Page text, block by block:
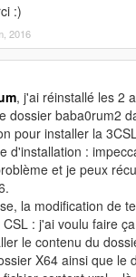
:)
2016
, j'ai réinstallé les 2
dossier baba0rum2
pour installer la
d'installation :
et je peux
la modification de
: j'ai voulu faire
le contenu du
X64 ainsi que le